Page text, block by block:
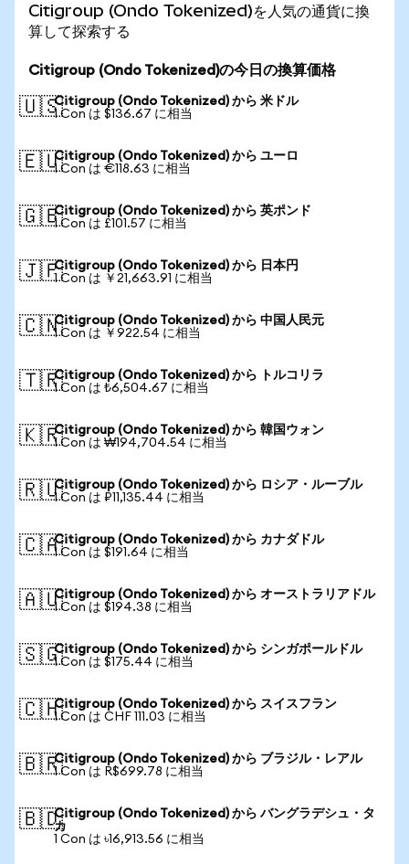
Citigroup (Ondo Tokenized)を人気の通貨に換
算して探索する
Citigroup (Ondo Tokenized)の今日の換算価格
🇺🇸Citigroup (Ondo Tokenized) から 米ドル
1 Con は $136.67 に相当
🇪🇺Citigroup (Ondo Tokenized) から ユーロ
1 Con は €118.63 に相当
🇬🇧Citigroup (Ondo Tokenized) から 英ポンド
1 Con は £101.57 に相当
🇯🇵Citigroup (Ondo Tokenized) から 日本円
1 Con は ￥21,663.91 に相当
🇨🇳Citigroup (Ondo Tokenized) から 中国人民元
1 Con は ￥922.54 に相当
🇹🇷Citigroup (Ondo Tokenized) から トルコリラ
1 Con は ₺6,504.67 に相当
🇰🇷Citigroup (Ondo Tokenized) から 韓国ウォン
1 Con は ₩194,704.54 に相当
🇷🇺Citigroup (Ondo Tokenized) から ロシア・ルーブル
1 Con は ₽11,135.44 に相当
🇨🇦Citigroup (Ondo Tokenized) から カナダドル
1 Con は $191.64 に相当
🇦🇺Citigroup (Ondo Tokenized) から オーストラリアドル
1 Con は $194.38 に相当
🇸🇬Citigroup (Ondo Tokenized) から シンガポールドル
1 Con は $175.44 に相当
🇨🇭Citigroup (Ondo Tokenized) から スイスフラン
1 Con は CHF 111.03 に相当
🇧🇷Citigroup (Ondo Tokenized) から ブラジル・レアル
1 Con は R$699.78 に相当
🇧🇩Citigroup (Ondo Tokenized) から バングラデシュ・タ
カ
1 Con は ৳16,913.56 に相当